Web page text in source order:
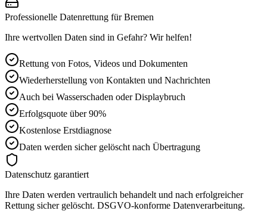
Professionelle Datenrettung fürBremen
Ihre wertvollen Daten sind in Gefahr? Wir helfen!
Rettung von Fotos, Videos und Dokumenten
Wiederherstellung von Kontakten und Nachrichten
Auch bei Wasserschaden oder Displaybruch
Erfolgsquote über 90%
Kostenlose Erstdiagnose
Daten werden sicher gelöscht nach Übertragung
Datenschutz garantiert
Ihre Daten werden vertraulich behandelt und nach erfolgreicher
Rettung sicher gelöscht. DSGVO-konforme Datenverarbeitung.